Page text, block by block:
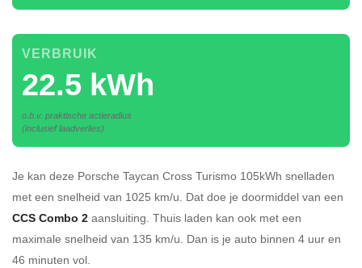
22.5 kWh
VERBRUIK
o.b.v. praktische actieradius
(inclusief laadverlies)
Je kan deze Porsche Taycan Cross Turismo 105kWh snelladen
met een snelheid van 1025 km/u. Dat doe je doormiddel van een
CCS Combo 2 aansluiting. Thuis laden kan ook met een
maximale snelheid van 135 km/u. Dan is je auto binnen 4 uur en
46 minuten vol.